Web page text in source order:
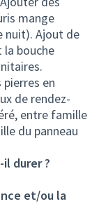
mange
nuit). Ajout de
la bouche
en
de rendez-
entre famille
du panneau
durer ?
et/ou la